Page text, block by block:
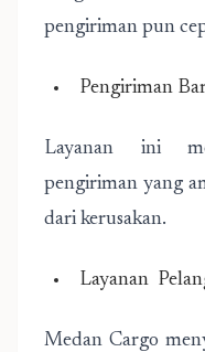
pengiriman pun
Pengiriman
Layanan ini
pengiriman yang
dari kerusakan.
Layanan
Medan Cargo